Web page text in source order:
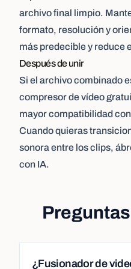
archivo final limpio.
formato, resolución y
más predecible y reduce
Después de unir
Si el archivo combinado
compresor de vídeo
mayor compatibilidad
Cuando quieras
sonora entre los clips,
con IA.
¿Fusionador de